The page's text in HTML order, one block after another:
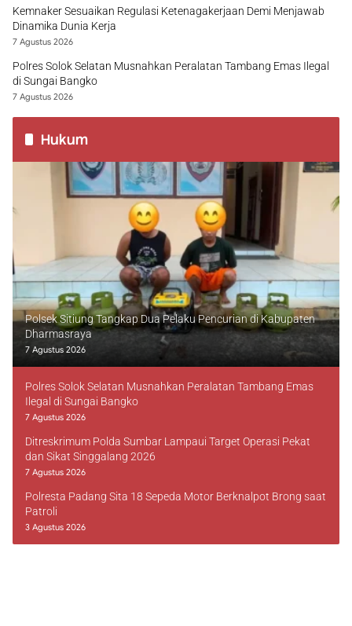
Kemnaker Sesuaikan Regulasi Ketenagakerjaan Demi Menjawab
Dinamika Dunia Kerja
7 Agustus 2026
Polres Solok Selatan Musnahkan Peralatan Tambang Emas Ilegal
di Sungai Bangko
7 Agustus 2026
Hukum
Polsek Sitiung Tangkap Dua Pelaku Pencurian di Kabupaten
Dharmasraya
7 Agustus 2026
Polres Solok Selatan Musnahkan Peralatan Tambang Emas
Ilegal di Sungai Bangko
7 Agustus 2026
Ditreskrimum Polda Sumbar Lampaui Target Operasi Pekat
dan Sikat Singgalang 2026
7 Agustus 2026
Polresta Padang Sita 18 Sepeda Motor Berknalpot Brong saat
Patroli
3 Agustus 2026